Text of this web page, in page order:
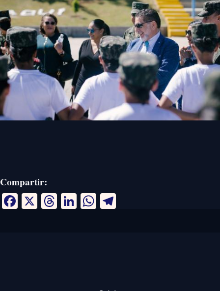
Compartir:
Facebook
X Threads
LinkedIn
WhatsApp